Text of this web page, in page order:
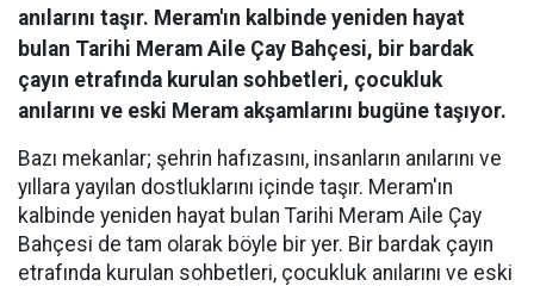
anılarını taşır. Meram'ın kalbinde yeniden hayat
bulan Tarihi Meram Aile Çay Bahçesi, bir bardak
çayın etrafında kurulan sohbetleri, çocukluk
anılarını ve eski Meram akşamlarını bugüne taşıyor.
Bazı mekanlar; şehrin hafızasını, insanların anılarını ve
yıllara yayılan dostluklarını içinde taşır. Meram'ın
kalbinde yeniden hayat bulan Tarihi Meram Aile Çay
Bahçesi de tam olarak böyle bir yer. Bir bardak çayın
etrafında kurulan sohbetleri, çocukluk anılarını ve eski